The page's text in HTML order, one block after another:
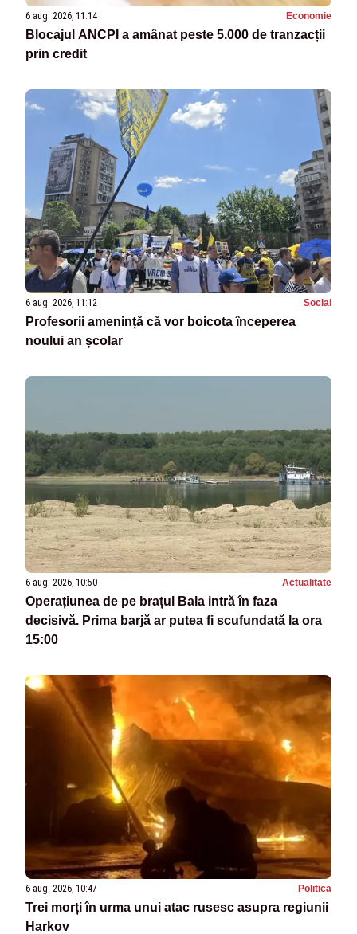
6 aug. 2026, 11:14 Economie
Blocajul ANCPI a amânat peste 5.000 de tranzacții
prin credit
6 aug. 2026, 11:12 Social
Profesorii amenință că vor boicota începerea
noului an școlar
6 aug. 2026, 10:50 Actualitate
Operațiunea de pe brațul Bala intră în faza
decisivă. Prima barjă ar putea fi scufundată la ora
15:00
6 aug. 2026, 10:47 Politica
Trei morți în urma unui atac rusesc asupra regiunii
Harkov